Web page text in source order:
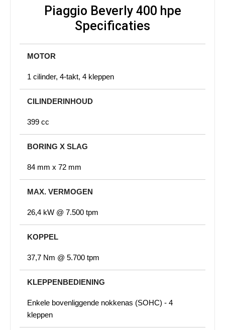
Piaggio Beverly 400 hpe
Specificaties
MOTOR
1 cilinder, 4-takt, 4 kleppen
CILINDERINHOUD
399 cc
BORING X SLAG
84 mm x 72 mm
MAX. VERMOGEN
26,4 kW @ 7.500 tpm
KOPPEL
37,7 Nm @ 5.700 tpm
KLEPPENBEDIENING
Enkele bovenliggende nokkenas (SOHC) - 4
kleppen